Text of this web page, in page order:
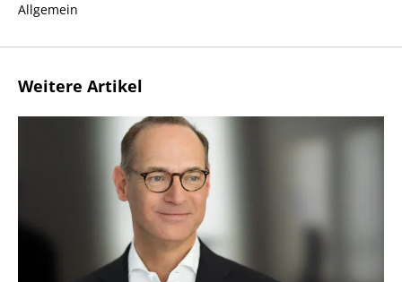
Allgemein
Weitere Artikel